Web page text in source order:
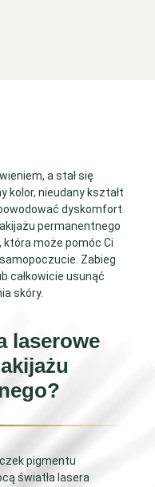
a stał się
kolor, nieudany kształt
dyskomfort
permanentnego
może pomóc Ci
Zabieg
całkowicie usunąć
skóry.
laserowe
pigmentu
światła lasera